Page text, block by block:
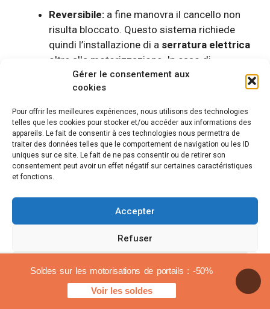
Gérer le consentement aux
cookies
Pour offrir les meilleures expériences, nous utilisons des technologies
telles que les cookies pour stocker et/ou accéder aux informations des
appareils. Le fait de consentir à ces technologies nous permettra de
traiter des données telles que le comportement de navigation ou les ID
uniques sur ce site. Le fait de ne pas consentir ou de retirer son
consentement peut avoir un effet négatif sur certaines caractéristiques
et fonctions.
Accepter
Refuser
Voir les préférences
Politica sui cookieAvvisi legali
Reversibile: a fine manovra il cancello non
risulta bloccato. Questo sistema richiede
quindi l’installazione di a serratura elettrica
oltre alla motorizzazione. In caso di
interruzione di corrente, dovrai
semplicemente sbloccare la serratura per
aprire manualmente il tuo cancello. Se non
disponi di nessun altro accesso alla tua
proprietà, come un cancello, o se non stai
pensando di aggiungere una batteria di
riserva, ti consigliamo di optare per questa
opzione.
Autobloccante:il cancello si blocca al
termine della manovra, sia in apertura che in
chiusura. La maggior parte degli operatori
per cancelli scorrevoli sono autobloccanti. È
anche il sistema più efficace per contrastare
i tentativi di intrusione.
Soldes sur les motorisations de portails : -50%
Voir les soldes